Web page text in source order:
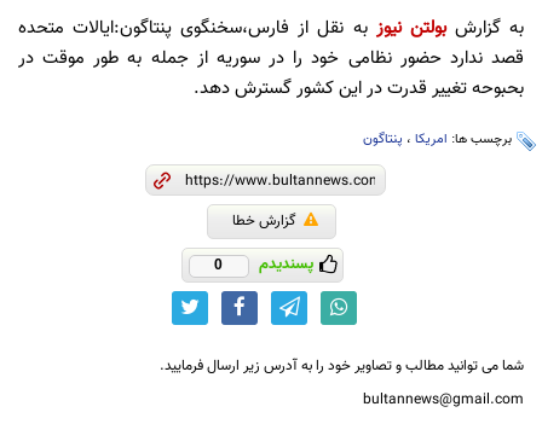
به گزارش بولتن نیوز به نقل از فارس،سخنگوی پنتاگون:ایالات متحده
قصد ندارد حضور نظامی خود را در سوریه از جمله به طور موقت در
بحبوحه تغییر قدرت در این کشور گسترش دهد.
برچسب ها: امریکا ، پنتاگون
گزارش خطا
پسندیدم 0
شما می توانید مطالب و تصاویر خود را به آدرس زیر ارسال فرمایید.
bultannews@gmail.com